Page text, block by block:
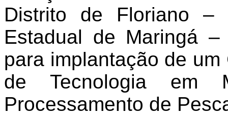
Distrito de Floriano –
Estadual de Maringá –
para implantação de
de Tecnologia em
Processamento de